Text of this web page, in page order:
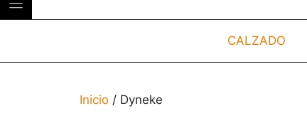
CALZADO
Inicio / Dyneke